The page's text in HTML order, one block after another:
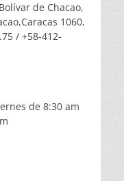
de Chacao,
1060,
/ +58-412-
de 8:30 am